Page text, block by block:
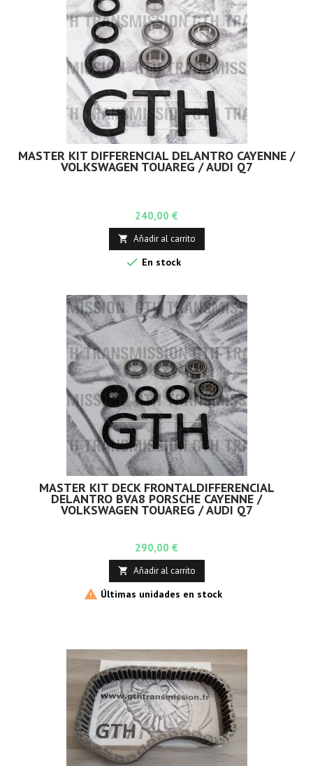
MASTER KIT DIFFERENCIAL DELANTRO CAYENNE /
VOLKSWAGEN TOUAREG / AUDI Q7
Precio
240,00 €
 Añadir al carrito
 En stock
MASTER KIT DECK FRONTALDIFFERENCIAL
DELANTRO BVA8 PORSCHE CAYENNE /
VOLKSWAGEN TOUAREG / AUDI Q7
Precio
290,00 €
 Añadir al carrito
 Últimas unidades en stock